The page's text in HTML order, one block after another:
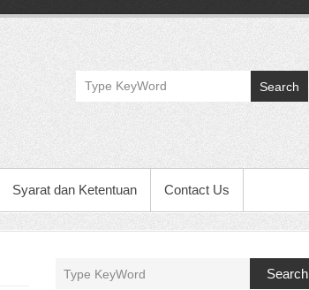
Search
Syarat dan Ketentuan Contact Us
Search